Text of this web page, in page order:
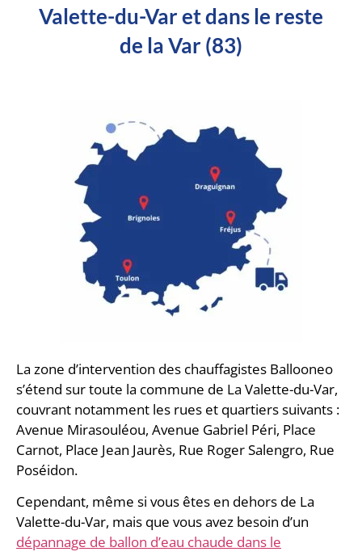
Valette-du-Var et dans le reste
de la Var (83)
La zone d’intervention des chauffagistes Ballooneo
s’étend sur toute la commune de La Valette-du-Var,
couvrant notamment les rues et quartiers suivants :
Avenue Mirasouléou, Avenue Gabriel Péri, Place
Carnot, Place Jean Jaurès, Rue Roger Salengro, Rue
Poséidon.
Cependant, même si vous êtes en dehors de La
Valette-du-Var, mais que vous avez besoin d’un
dépannage de ballon d’eau chaude dans le